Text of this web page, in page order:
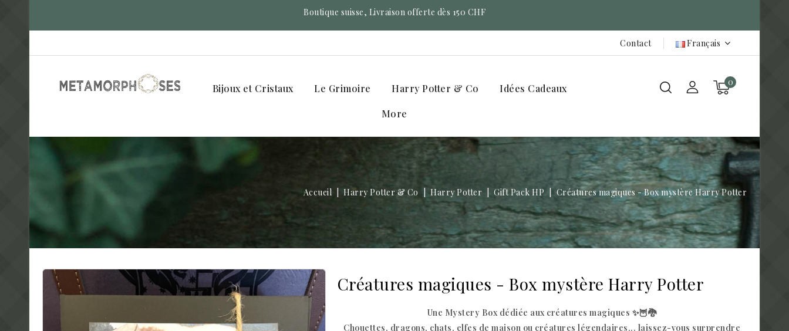
Boutique suisse, Livraison offerte dès 150 CHF
Contact Français
0
Bijoux et Cristaux Le Grimoire Harry Potter & Co Idées Cadeaux
More
Accueil Harry Potter & Co Harry Potter Gift Pack HP Créatures magiques - Box mystère Harry Potter
Créatures magiques - Box mystère Harry Potter
Une Mystery Box dédiée aux créatures magiques ✨🦉🐉
Chouettes, dragons, chats, elfes de maison ou créatures légendaires... laissez-vous surprendre